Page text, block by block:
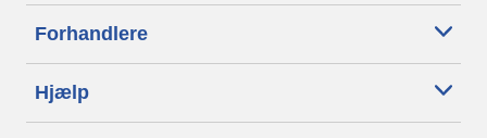
Forhandlere
Hjælp